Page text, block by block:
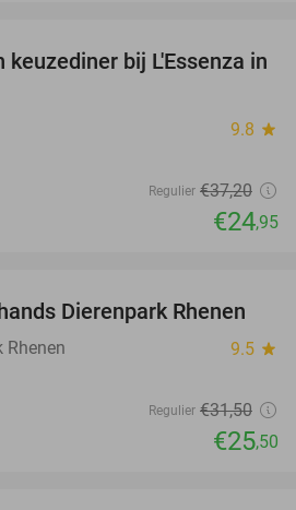
33%
bij L'Essenza in
9.8 star
Regulier €37,20
€24,95
19%
Dierenpark Rhenen
Rhenen 9.5 star
Regulier €31,50
€25,50